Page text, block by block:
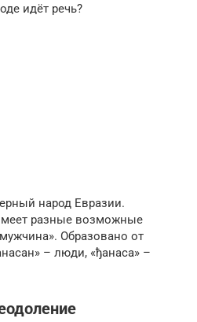
идёт речь?
народ Евразии.
разные возможные
Образовано от
– люди, «ђанаса» –